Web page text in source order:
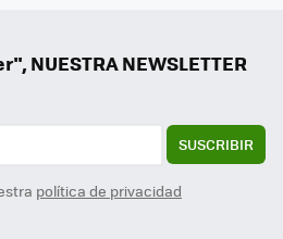
NUESTRA NEWSLETTER
SUSCRIBIR
política de privacidad